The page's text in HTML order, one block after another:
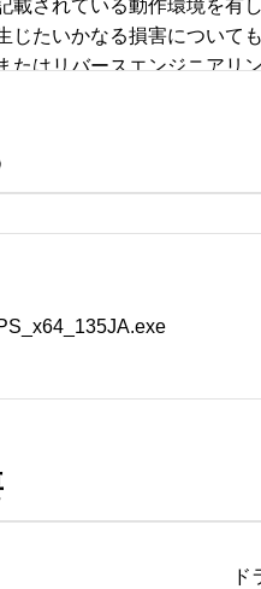
載されている動作環境を有
じたいかなる損害について
たはリバースエンジニアリ
ず改良、変更することがあ
ド